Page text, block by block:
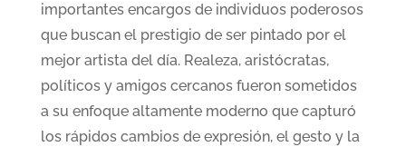
importantes encargos de individuos poderosos
que buscan el prestigio de ser pintado por el
mejor artista del día. Realeza, aristócratas,
políticos y amigos cercanos fueron sometidos
a su enfoque altamente moderno que capturó
los rápidos cambios de expresión, el gesto y la